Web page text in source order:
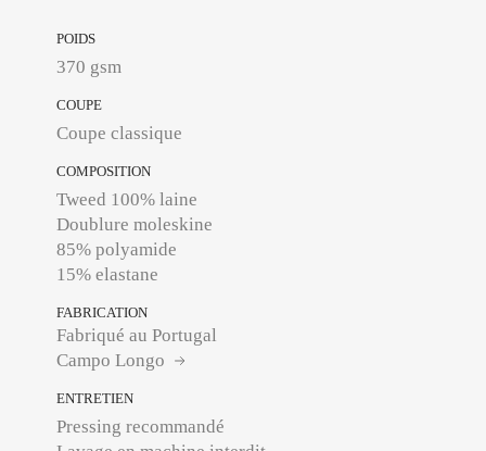
POIDS
370 gsm
COUPE
Coupe classique
COMPOSITION
Tweed 100% laine
Doublure moleskine
85% polyamide
15% elastane
FABRICATION
Fabriqué au Portugal
Campo Longo
ENTRETIEN
Pressing recommandé